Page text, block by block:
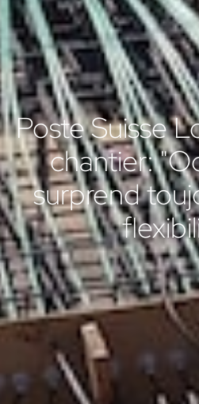
Poste Suisse
chantier:
surprend